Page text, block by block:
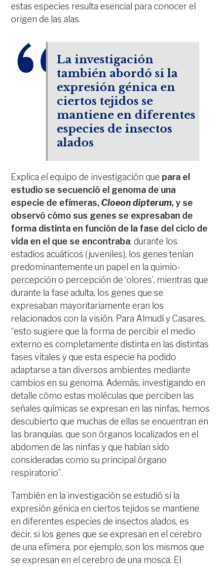
estas especies resulta esencial para conocer el
origen de las alas.
La investigación
también abordó si la
expresión génica en
ciertos tejidos se
mantiene en diferentes
especies de insectos
alados
Explica el equipo de investigación que para el
estudio se secuenció el genoma de una
especie de efímeras, Cloeon dipterum, y se
observó cómo sus genes se expresaban de
forma distinta en función de la fase del ciclo de
vida en el que se encontraba: durante los
estadios acuáticos (juveniles), los genes tenían
predominantemente un papel en la quimio-
percepción o percepción de ‘olores’, mientras que
durante la fase adulta, los genes que se
expresaban mayoritariamente eran los
relacionados con la visión. Para Almudí y Casares,
“esto sugiere que la forma de percibir el medio
externo es completamente distinta en las distintas
fases vitales y que esta especie ha podido
adaptarse a tan diversos ambientes mediante
cambios en su genoma. Además, investigando en
detalle cómo estas moléculas que perciben las
señales químicas se expresan en las ninfas, hemos
descubierto que muchas de ellas se encuentran en
las branquias, que son órganos localizados en el
abdomen de las ninfas y que habían sido
consideradas como su principal órgano
respiratorio”.
También en la investigación se estudió si la
expresión génica en ciertos tejidos se mantiene
en diferentes especies de insectos alados, es
decir, si los genes que se expresan en el cerebro
de una efímera, por ejemplo, son los mismos que
se expresan en el cerebro de una mosca. El